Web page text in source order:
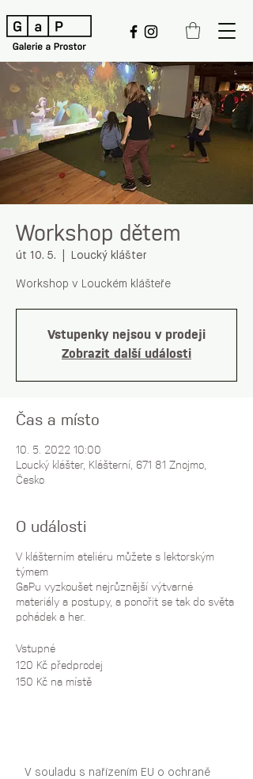
Workshop dětem
út 10. 5. Loucký klášter
Workshop v Louckém klášteře
Vstupenky nejsou v prodeji
Zobrazit další události
Čas a místo
10. 5. 2022 10:00
Loucký klášter, Klášterní, 671 81 Znojmo,
Česko
O události
V klášterním ateliéru můžete s lektorským
týmem
GaPu vyzkoušet nejrůznější výtvarné
materiály a postupy, a ponořit se tak do světa
pohádek a her.
Vstupné
120 Kč předprodej
150 Kč na místě
V souladu s nařízením EU o ochraně